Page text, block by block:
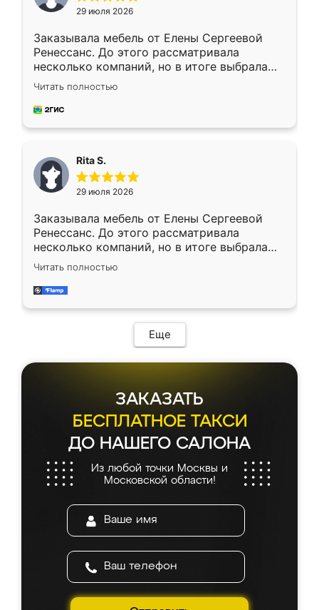
29 июля 2026
Заказывала мебель от Елены Сергеевой
Ренессанс. До этого рассматривала
несколько компаний, но в итоге выбрала
эту. Сначала обговорили условия, потом
приехал замерщик, всё спокойно объяснил
и снял размеры. Изготовили в срок, с
каких-либо доработок. Качеством осталась
довольна, все выглядит так, как и ожидала.
Читать полностью
Rita S.
29 июля 2026
Заказывала мебель от Елены Сергеевой
Ренессанс. До этого рассматривала
несколько компаний, но в итоге выбрала
эту. Сначала обговорили условия, потом
приехал замерщик, всё спокойно объяснил
и снял размеры. Изготовили в срок, с
мебель сразу встала на свое место без
каких-либо доработок. Качеством осталась
довольна, все выглядит так, как и ожидала.
Читать полностью
Еще
ЗАКАЗАТЬ
БЕСПЛАТНОЕ ТАКСИ
ДО НАШЕГО САЛОНА
Из любой точки Москвы и
Московской области!